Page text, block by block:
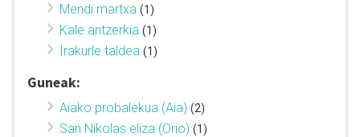
Mendi martxa (1)
Kale antzerkia (1)
Irakurle taldea (1)
Guneak:
Aiako probalekua (Aia) (2)
San Nikolas eliza (Orio) (1)